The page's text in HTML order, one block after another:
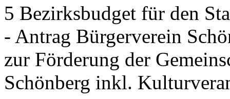
5 Bezirksbudget für den
- Antrag Bürgerverein
zur Förderung der
Schönberg inkl.